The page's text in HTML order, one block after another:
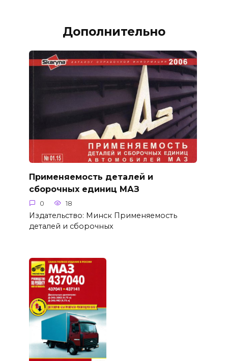
Дополнительно
Применяемость деталей и
сборочных единиц МАЗ
0 18
Издательство: Минск Применяемость
деталей и сборочных